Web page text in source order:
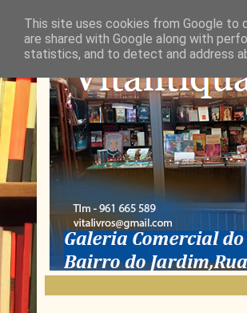
This site uses cookies from Google to
are shared with Google along with
statistics, and to detect and address